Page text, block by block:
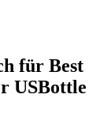
für Best
USBottle